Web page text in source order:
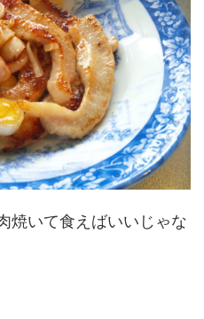
焼いて食えばいいじゃな